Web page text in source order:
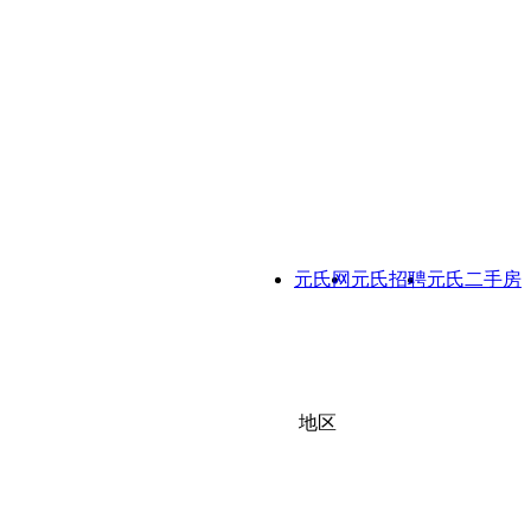
元氏二手房
元氏招聘
元氏网
地区